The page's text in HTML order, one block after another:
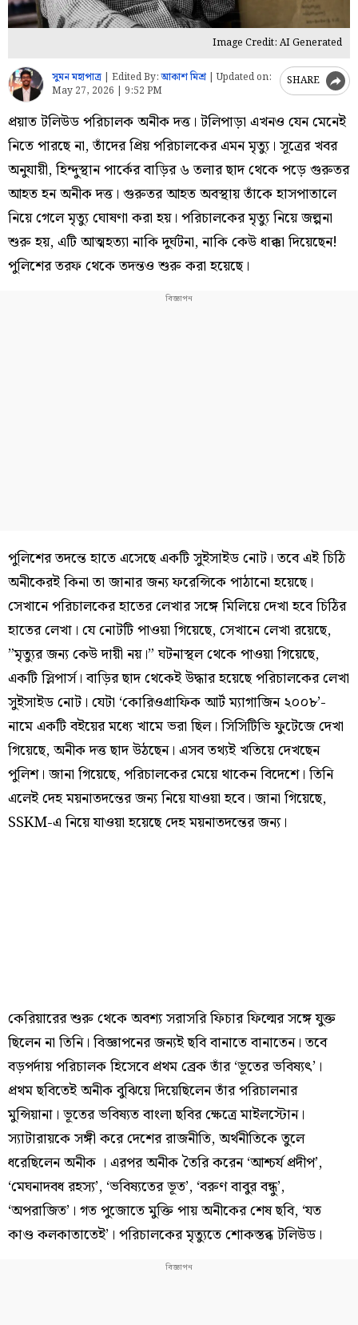
Image Credit: AI Generated
সুমন মহাপাত্র Edited By:আকাশ মিশ্র |Updated on:
May 27, 2026 | 9:52 PM
SHARE
প্রয়াত টলিউড পরিচালক অনীক দত্ত। টলিপাড়া এখনও যেন মেনেই
নিতে পারছে না, তাঁদের প্রিয় পরিচালকের এমন মৃত্যু। সূত্রের খবর
অনুযায়ী, হিন্দুস্থান পার্কের বাড়ির ৬ তলার ছাদ থেকে পড়ে গুরুতর
আহত হন অনীক দত্ত। গুরুতর আহত অবস্থায় তাঁকে হাসপাতালে
নিয়ে গেলে মৃত্যু ঘোষণা করা হয়। পরিচালকের মৃত্যু নিয়ে জল্পনা
শুরু হয়, এটি আত্মহত্যা নাকি দুর্ঘটনা, নাকি কেউ ধাক্কা দিয়েছেন!
পুলিশের তরফ থেকে তদন্তও শুরু করা হয়েছে।
পুলিশের তদন্তে হাতে এসেছে একটি সুইসাইড নোট। তবে এই চিঠি
অনীকেরই কিনা তা জানার জন্য ফরেন্সিকে পাঠানো হয়েছে।
সেখানে পরিচালকের হাতের লেখার সঙ্গে মিলিয়ে দেখা হবে চিঠির
হাতের লেখা। যে নোটটি পাওয়া গিয়েছে, সেখানে লেখা রয়েছে,
”মৃত‍্যুর জন‍্য কেউ দায়ী নয়।” ঘটনাস্থল থেকে পাওয়া গিয়েছে,
একটি স্লিপার্স। বাড়ির ছাদ থেকেই উদ্ধার হয়েছে পরিচালকের লেখা
সুইসাইড নোট। যেটা ‘কোরিওগ্রাফিক আর্ট ম্যাগাজিন ২০০৮’-
নামে একটি বইয়ের মধ্যে খামে ভরা ছিল। সিসিটিভি ফুটেজে দেখা
গিয়েছে, অনীক দত্ত ছাদ উঠছেন। এসব তথ্যই খতিয়ে দেখছেন
পুলিশ। জানা গিয়েছে, পরিচালকের মেয়ে থাকেন বিদেশে। তিনি
এলেই দেহ ময়নাতদন্তের জন্য নিয়ে যাওয়া হবে। জানা গিয়েছে,
SSKM-এ নিয়ে যাওয়া হয়েছে দেহ ময়নাতদন্তের জন‍্য।
কেরিয়ারের শুরু থেকে অবশ্য সরাসরি ফিচার ফিল্মের সঙ্গে যুক্ত
ছিলেন না তিনি। বিজ্ঞাপনের জন্যই ছবি বানাতে বানাতেন। তবে
বড়পর্দায় পরিচালক হিসেবে প্রথম ব্রেক তাঁর ‘ভূতের ভবিষ্যৎ’।
প্রথম ছবিতেই অনীক বুঝিয়ে দিয়েছিলেন তাঁর পরিচালনার
মুন্সিয়ানা। ভূতের ভবিষ্যত বাংলা ছবির ক্ষেত্রে মাইলস্টোন।
স্যাটারায়কে সঙ্গী করে দেশের রাজনীতি, অর্থনীতিকে তুলে
ধরেছিলেন অনীক । এরপর অনীক তৈরি করেন ‘আশ্চর্য প্রদীপ’,
‘মেঘনাদবধ রহস্য’, ‘ভবিষ্যতের ভূত’, ‘বরুণ বাবুর বন্ধু’,
‘অপরাজিত’। গত পুজোতে মুক্তি পায় অনীকের শেষ ছবি, ‘যত
কাণ্ড কলকাতাতেই’। পরিচালকের মৃত্যুতে শোকস্তব্ধ টলিউড।